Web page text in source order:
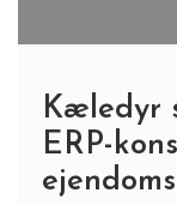
Kæledyr
ERP-